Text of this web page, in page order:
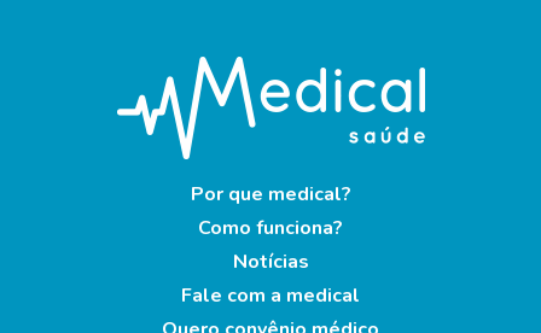
Por que medical?
Como funciona?
Notícias
Fale com a medical